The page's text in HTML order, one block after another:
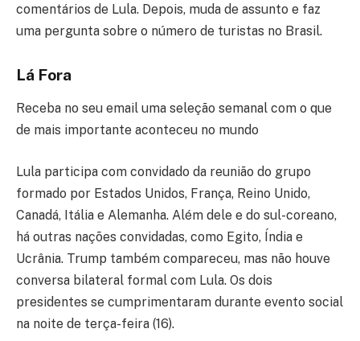
comentários de Lula. Depois, muda de assunto e faz
uma pergunta sobre o número de turistas no Brasil.
Lá Fora
Receba no seu email uma seleção semanal com o que
de mais importante aconteceu no mundo
Lula participa com convidado da reunião do grupo
formado por Estados Unidos, França, Reino Unido,
Canadá, Itália e Alemanha. Além dele e do sul-coreano,
há outras nações convidadas, como Egito, Índia e
Ucrânia. Trump também compareceu, mas não houve
conversa bilateral formal com Lula. Os dois
presidentes se cumprimentaram durante evento social
na noite de terça-feira (16).